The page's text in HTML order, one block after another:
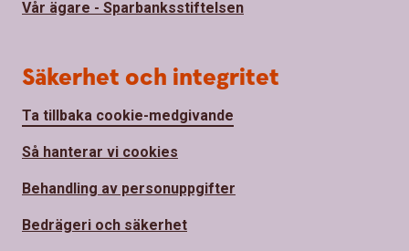
Vår ägare - Sparbanksstiftelsen
Säkerhet och integritet
Ta tillbaka cookie-medgivande
Så hanterar vi cookies
Behandling av personuppgifter
Bedrägeri och säkerhet